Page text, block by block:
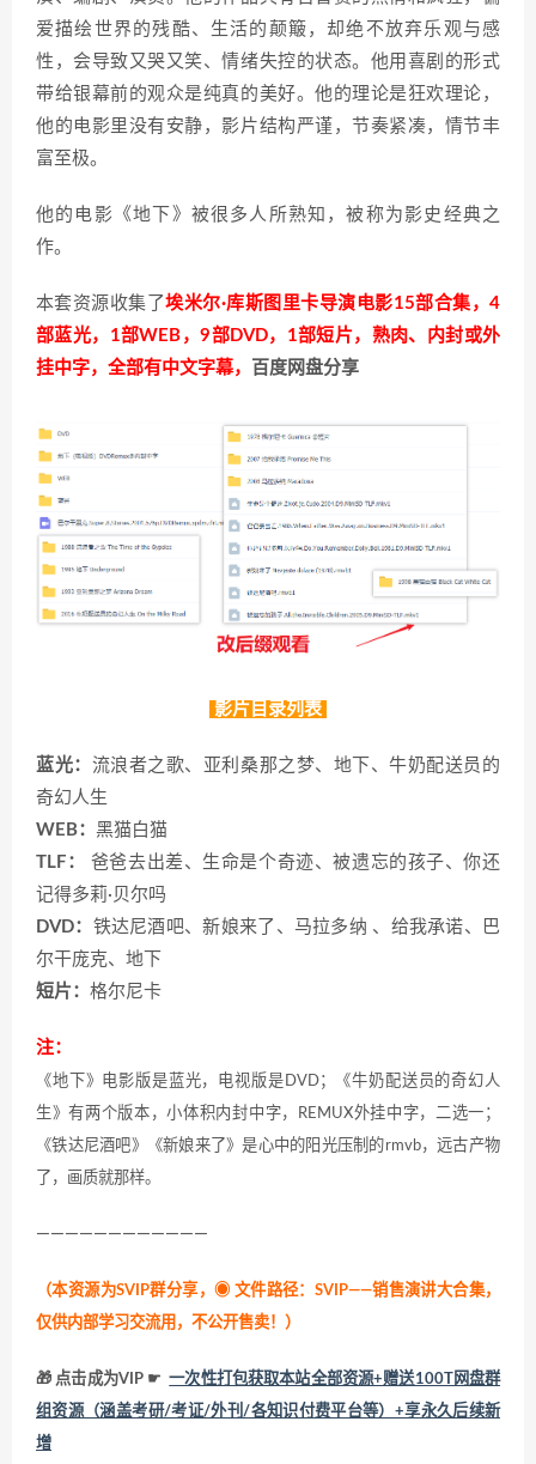
爱描绘世界的残酷、生活的颠簸，却绝不放弃乐观与感
性，会导致又哭又笑、情绪失控的状态。他用喜剧的形式
带给银幕前的观众是纯真的美好。他的理论是狂欢理论，
他的电影里没有安静，影片结构严谨，节奏紧凑，情节丰
富至极。
他的电影《地下》被很多人所熟知，被称为影史经典之
作。
本套资源收集了埃米尔·库斯图里卡导演电影15部合集，4
部蓝光，1部WEB，9部DVD，1部短片，熟肉、内封或外
挂中字，全部有中文字幕，
百度网盘分享
影片目录列表
蓝光： 流浪者之歌、亚利桑那之梦、地下、牛奶配送员的
奇幻人生
WEB： 黑猫白猫
TLF：
爸爸去出差、生命是个奇迹、被遗忘的孩子、你还
记得多莉·贝尔吗
DVD： 铁达尼酒吧、新娘来了、马拉多纳 、给我承诺、巴
尔干庞克、地下
短片： 格尔尼卡
注：
《地下》电影版是蓝光，电视版是DVD；《牛奶配送员的奇幻人
生》有两个版本，小体积内封中字，REMUX外挂中字，二选一；
《铁达尼酒吧》《新娘来了》是心中的阳光压制的rmvb，远古产物
了，画质就那样。
————————————
（本资源为SVIP群分享， ◉ 文件路径：SVIP——销售演讲大合集，
仅供内部学习交流用，不公开售卖！ ）
🎁 点击成为VIP ☛ 一次性打包获取本站全部资源+赠送100T网盘群
组资源（涵盖考研/考证/外刊/各知识付费平台等）+享永久后续新
增